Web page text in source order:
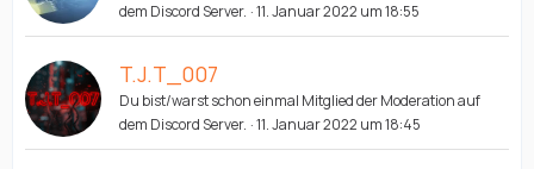
dem Discord Server. 11. Januar 2022 um 18:55
T.J.T_007
Du bist/warst schon einmal Mitglied der Moderation auf
dem Discord Server. 11. Januar 2022 um 18:45